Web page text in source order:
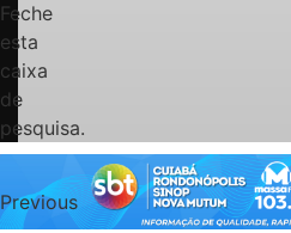
Feche
esta
caixa
de
pesquisa.
Previous